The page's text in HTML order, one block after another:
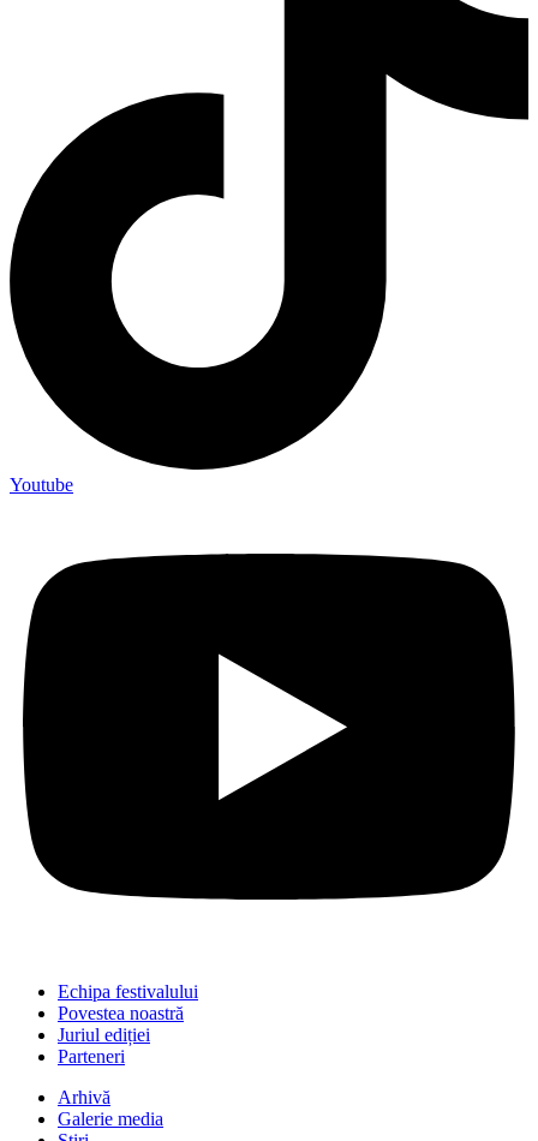
Youtube
Echipa festivalului
Povestea noastră
Juriul ediției
Parteneri
Arhivă
Galerie media